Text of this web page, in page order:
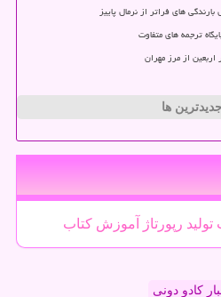
های فراتر از نرمال پاییز
ترجمه های متفاوت
از مرز مهران
جدیدترین ها
تولید رپورتاژ آموزش كتاب
کادو دونی